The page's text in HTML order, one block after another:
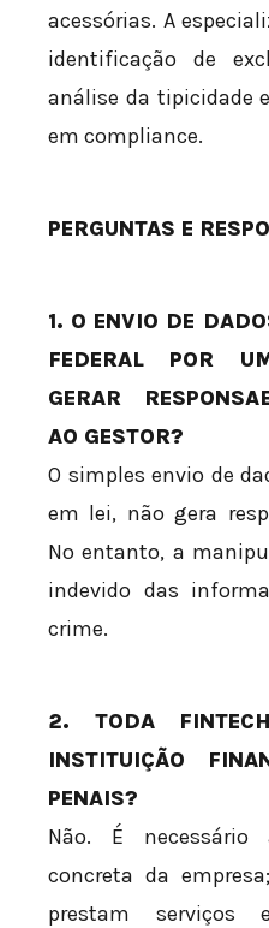
acessórias. A
identificação de
análise da tipicidade
em compliance.
PERGUNTAS E
1. O ENVIO DE
FEDERAL POR
GERAR
AO GESTOR?
O simples envio de
em lei, não gera
No entanto, a
indevido das
crime.
2. TODA
INSTITUIÇÃO
PENAIS?
Não. É
concreta da
prestam serviços